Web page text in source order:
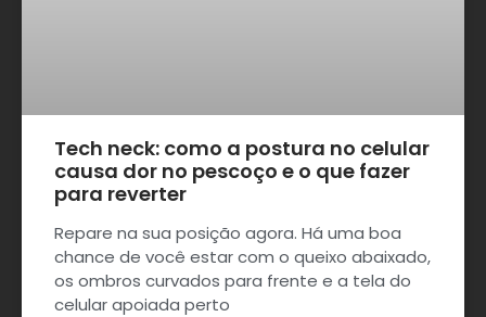
Tech neck: como a postura no celular
causa dor no pescoço e o que fazer
para reverter
Repare na sua posição agora. Há uma boa
chance de você estar com o queixo abaixado,
os ombros curvados para frente e a tela do
celular apoiada perto